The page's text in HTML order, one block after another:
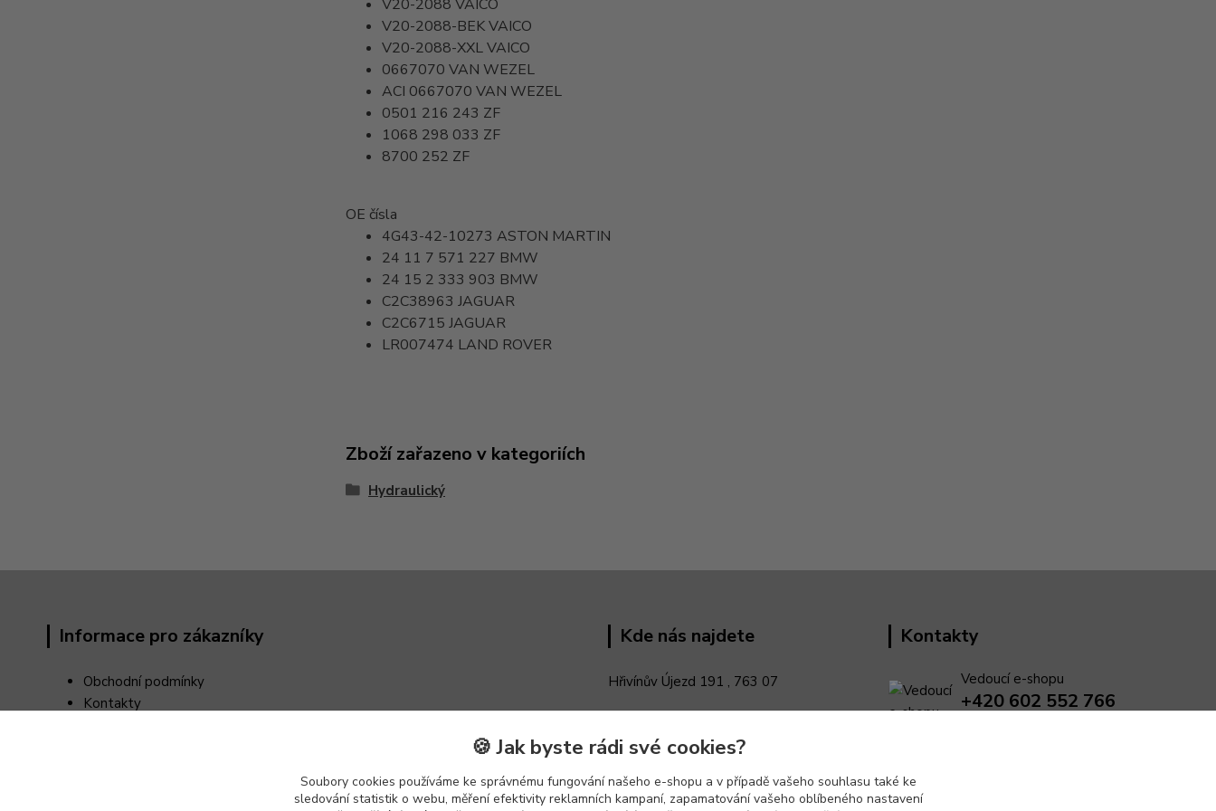
V20-2088 VAICO
V20-2088-BEKVAICO
V20-2088-XXLVAICO
0667070 VAN WEZEL
ACI 0667070 VAN WEZEL
0501 216 243 ZF
1068 298 033 ZF
8700 252 ZF
OE čísla
4G43-42-10273 ASTON MARTIN
24 11 7 571 227 BMW
24 15 2 333 903 BMW
C2C38963 JAGUAR
C2C6715 JAGUAR
LR007474 LAND ROVER
Zboží zařazeno v kategoriích
Hydraulický
Informace pro zákazníky
Obchodní podmínky
Kontakty
Kde nás najdete
Hřivínův Újezd 191 , 763 07
Kontakty
Vedoucí e-shopu
+420 602 552 766
🍪 Jak byste rádi své cookies?
Soubory cookies používáme ke správnému fungování našeho e-shopu a v případě vašeho souhlasu také ke
sledování statistik o webu, měření efektivity reklamních kampaní, zapamatování vašeho oblíbeného nastavení